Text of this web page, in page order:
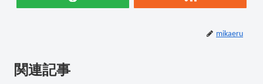
mikaeru
関連記事